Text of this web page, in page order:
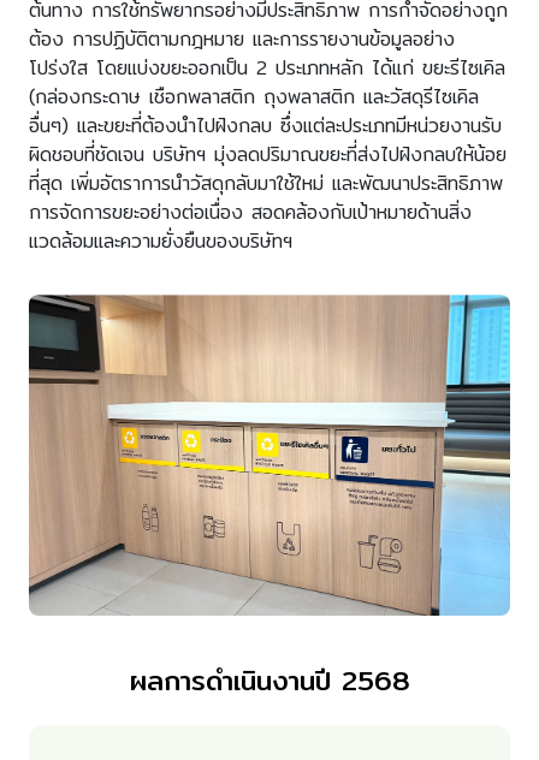
ต้นทาง การใช้ทรัพยากรอย่างมีประสิทธิภาพ การกำจัดอย่างถูก
ต้อง การปฏิบัติตามกฎหมาย และการรายงานข้อมูลอย่าง
โปร่งใส โดยแบ่งขยะออกเป็น 2 ประเภทหลัก ได้แก่ ขยะรีไซเคิล
(กล่องกระดาษ เชือกพลาสติก ถุงพลาสติก และวัสดุรีไซเคิล
อื่นๆ) และขยะที่ต้องนำไปฝังกลบ ซึ่งแต่ละประเภทมีหน่วยงานรับ
ผิดชอบที่ชัดเจน บริษัทฯ มุ่งลดปริมาณขยะที่ส่งไปฝังกลบให้น้อย
ที่สุด เพิ่มอัตราการนำวัสดุกลับมาใช้ใหม่ และพัฒนาประสิทธิภาพ
การจัดการขยะอย่างต่อเนื่อง สอดคล้องกับเป้าหมายด้านสิ่ง
แวดล้อมและความยั่งยืนของบริษัทฯ
ผลการดำเนินงานปี 2568